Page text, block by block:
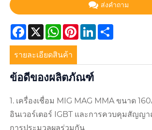
ส่งคำถาม
Facebook
X WhatsApp
Pinterest
LinkedIn
รายละเอียดสินค้า
ข้อดีของผลิตภัณฑ์
1. เครื่องเชื่อม MIG MAG MMA ขนาด
อินเวอร์เตอร์ IGBT และการควบคุมสัญญ
การประมวลผลร่วมกัน